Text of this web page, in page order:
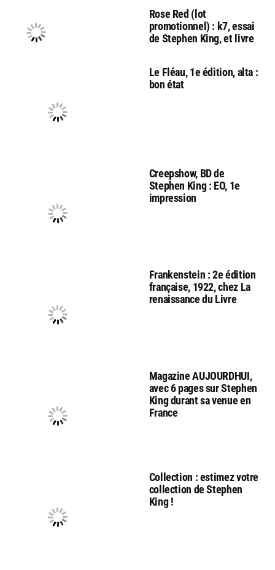
Rose Red (lot
promotionnel) : k7, essai
de Stephen King, et livre
Le Fléau, 1e édition, alta :
bon état
Creepshow, BD de
Stephen King : EO, 1e
impression
Frankenstein : 2e édition
française, 1922, chez La
renaissance du Livre
Magazine AUJOURDHUI,
avec 6 pages sur Stephen
King durant sa venue en
France
Collection : estimez votre
collection de Stephen
King !